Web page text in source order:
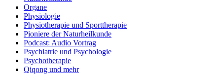
Organe
Physiologie
Physiotherapie und Sporttherapie
Pioniere der Naturheilkunde
Podcast: Audio Vortrag
Psychiatrie und Psychologie
Psychotherapie
Qiqong und mehr